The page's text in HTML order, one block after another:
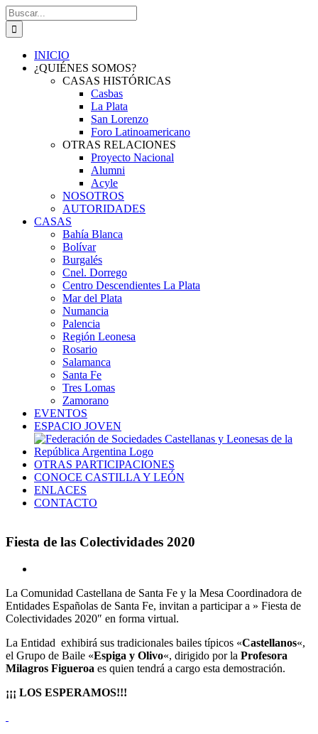
Saltar
al
contenido
Buscar:
INICIO
¿QUIÉNES SOMOS?
CASAS HISTÓRICAS
Casbas
La Plata
San Lorenzo
Foro Latinoamericano
OTRAS RELACIONES
Proyecto Nacional
Alumni
Acyle
NOSOTROS
AUTORIDADES
CASAS
Bahía Blanca
Bolívar
Burgalés
Cnel. Dorrego
Centro Descendientes La Plata
Mar del Plata
Numancia
Palencia
Región Leonesa
Rosario
Salamanca
Santa Fe
Tres Lomas
Zamorano
EVENTOS
ESPACIO JOVEN
OTRAS PARTICIPACIONES
CONOCE CASTILLA Y LEÓN
ENLACES
CONTACTO
Fiesta de las Colectividades 2020
más
grande
La Comunidad Castellana de Santa Fe y la Mesa Coordinadora de
Entidades Españolas de Santa Fe, invitan a participar a » Fiesta de
Colectividades 2020″ en forma virtual.
La Entidad exhibirá sus tradicionales bailes típicos «Castellanos«,
el Grupo de Baile «Espiga y Olivo«, dirigido por la Profesora
Milagros Figueroa es quien tendrá a cargo esta demostración.
¡¡¡ LOS ESPERAMOS!!!